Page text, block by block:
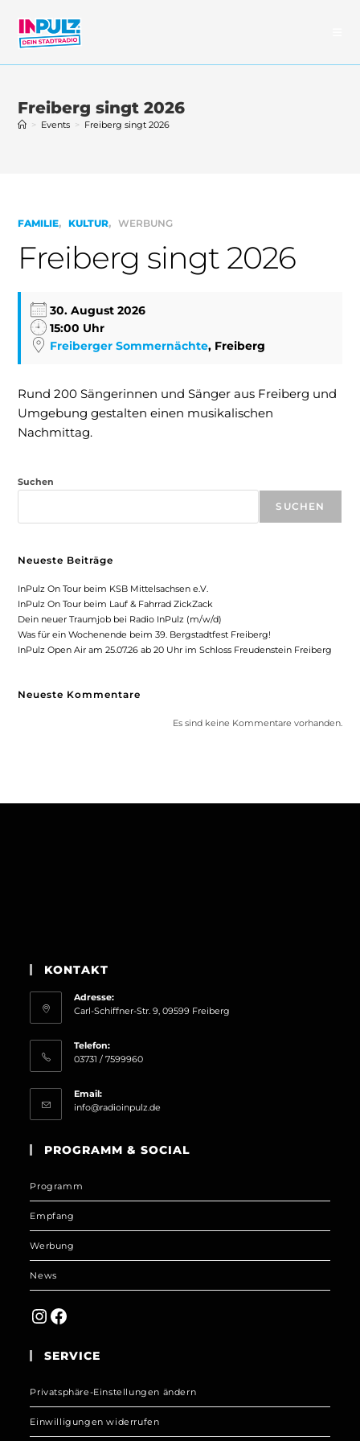
Inhalt
springen
Freiberg singt 2026
> Events > Freiberg singt 2026
FAMILIE KULTUR WERBUNG
Freiberg singt 2026
30. August 2026
15:00 Uhr
Freiberger Sommernächte, Freiberg
Rund 200 Sängerinnen und Sänger aus Freiberg und
Umgebung gestalten einen musikalischen
Nachmittag.
Suchen
SUCHEN
Neueste Beiträge
InPulz On Tour beim KSB Mittelsachsen e.V.
InPulz On Tour beim Lauf & Fahrrad ZickZack
Dein neuer Traumjob bei Radio InPulz (m/w/d)
Was für ein Wochenende beim 39. Bergstadtfest Freiberg!
InPulz Open Air am 25.07.26 ab 20 Uhr im Schloss Freudenstein Freiberg
Neueste Kommentare
Es sind keine Kommentare vorhanden.
KONTAKT
Adresse:
Carl-Schiffner-Str. 9, 09599 Freiberg
Telefon:
03731 / 7599960
Email:
info@radioinpulz.de
application
PROGRAMM & SOCIAL
Programm
Empfang
Werbung
News
Instagram
Facebook
SERVICE
Privatsphäre-Einstellungen ändern
Einwilligungen widerrufen